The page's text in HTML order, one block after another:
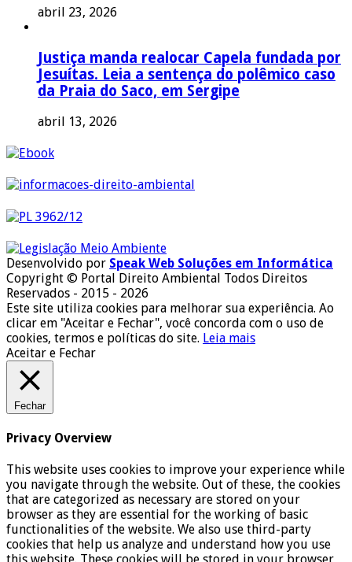
abril 23, 2026
Justiça manda realocar Capela fundada por
Jesuítas. Leia a sentença do polêmico caso
da Praia do Saco, em Sergipe
abril 13, 2026
Desenvolvido por Speak Web Soluções em Informática
Copyright © Portal Direito Ambiental Todos Direitos
Reservados - 2015 - 2026
Este site utiliza cookies para melhorar sua experiência. Ao
clicar em "Aceitar e Fechar", você concorda com o uso de
cookies, termos e políticas do site. Leia mais
Aceitar e Fechar
Fechar
Privacy Overview
This website uses cookies to improve your experience while
you navigate through the website. Out of these, the cookies
that are categorized as necessary are stored on your
browser as they are essential for the working of basic
functionalities of the website. We also use third-party
cookies that help us analyze and understand how you use